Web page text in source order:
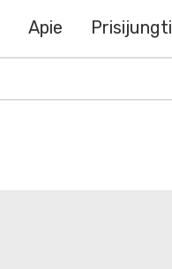
Apie Prisijungti